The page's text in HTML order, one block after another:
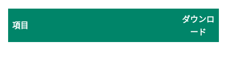
項目
ダウンロ
ード